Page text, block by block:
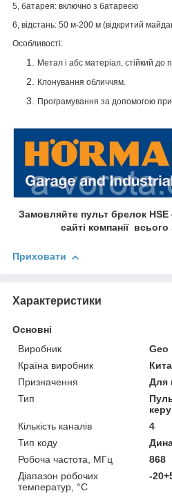
5, батарея: включно з батареєю
6, відстань: 50 м-200 м (відкритий
Особливості:
Метал і абс матеріал, стійкий до
Клонування обличчям.
Програмування за допомогою
Замовляйте пульт брелок
сайті компанії всього
Приховати
Характеристики
Основні
Виробник
Geo
Країна виробник
Призначення
Для
Тип
Кількість каналів
4
Тип коду
Робоча частота, МГц
868
Діапазон робочих
температур, °C
-